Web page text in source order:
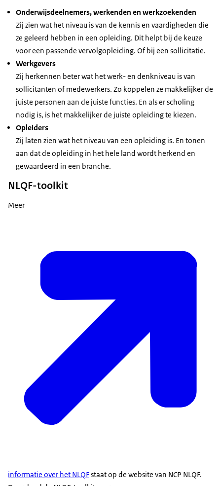
Onderwijsdeelnemers, werkenden en werkzoekenden
Zij zien wat het niveau is van de kennis en vaardigheden die
ze geleerd hebben in een opleiding. Dit helpt bij de keuze
voor een passende vervolgopleiding. Of bij een sollicitatie.
Werkgevers
Zij herkennen beter wat het werk- en denkniveau is van
sollicitanten of medewerkers. Zo koppelen ze makkelijker de
juiste personen aan de juiste functies. En als er scholing
nodig is, is het makkelijker de juiste opleiding te kiezen.
Opleiders
Zij laten zien wat het niveau van een opleiding is. En tonen
aan dat de opleiding in het hele land wordt herkend en
gewaardeerd in een branche.
NLQF-toolkit
Meer
informatie over het NLQFstaat op de website van NCP NLQF.